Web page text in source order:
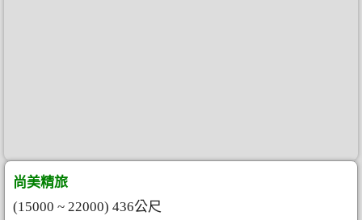
尚美精旅
(15000 ~ 22000) 436公尺